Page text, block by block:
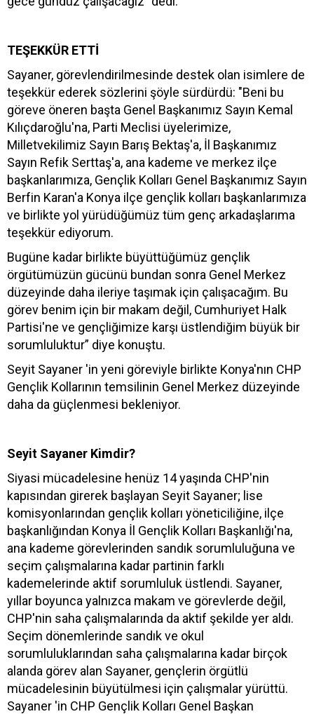
TEŞEKKÜR ETTİ
Sayaner, görevlendirilmesinde destek olan isimlere de
teşekkür ederek sözlerini şöyle sürdürdü: "Beni bu
göreve öneren başta Genel Başkanımız Sayın Kemal
Kılıçdaroğlu'na, Parti Meclisi üyelerimize,
Milletvekilimiz Sayın Barış Bektaş'a, İl Başkanımız
Sayın Refik Serttaş'a, ana kademe ve merkez ilçe
başkanlarımıza, Gençlik Kolları Genel Başkanımız Sayın
Berfin Karan'a Konya ilçe gençlik kolları başkanlarımıza
ve birlikte yol yürüdüğümüz tüm genç arkadaşlarıma
teşekkür ediyorum.
Bugüne kadar birlikte büyüttüğümüz gençlik
örgütümüzün gücünü bundan sonra Genel Merkez
düzeyinde daha ileriye taşımak için çalışacağım. Bu
görev benim için bir makam değil, Cumhuriyet Halk
Partisi'ne ve gençliğimize karşı üstlendiğim büyük bir
sorumluluktur” diye konuştu.
Seyit Sayaner 'in yeni göreviyle birlikte Konya'nın CHP
Gençlik Kollarının temsilinin Genel Merkez düzeyinde
daha da güçlenmesi bekleniyor.
Seyit Sayaner Kimdir?
Siyasi mücadelesine henüz 14 yaşında CHP'nin
kapısından girerek başlayan Seyit Sayaner; lise
komisyonlarından gençlik kolları yöneticiliğine, ilçe
başkanlığından Konya İl Gençlik Kolları Başkanlığı'na,
ana kademe görevlerinden sandık sorumluluğuna ve
seçim çalışmalarına kadar partinin farklı
kademelerinde aktif sorumluluk üstlendi. Sayaner,
yıllar boyunca yalnızca makam ve görevlerde değil,
CHP'nin saha çalışmalarında da aktif şekilde yer aldı.
Seçim dönemlerinde sandık ve okul
sorumluluklarından saha çalışmalarına kadar birçok
alanda görev alan Sayaner, gençlerin örgütlü
mücadelesinin büyütülmesi için çalışmalar yürüttü.
Sayaner 'in CHP Gençlik Kolları Genel Başkan